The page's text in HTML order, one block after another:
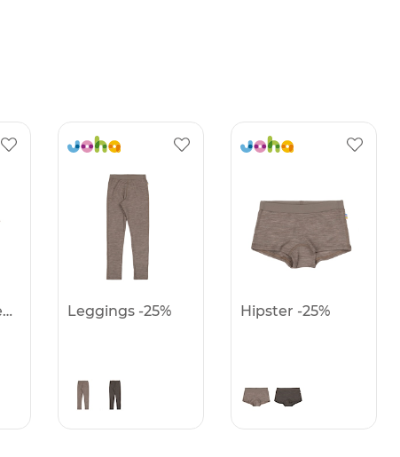
Blouse w/zipper -25% Leggings -25% Hipster -25%